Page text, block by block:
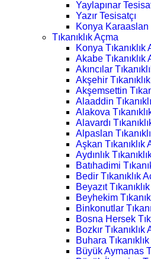
Yaylapınar
Yazır Tesisatçı
Konya Karaaslan
Tıkanıklık Açma
Konya Tıkanıklık
Akabe Tıkanıklık
Akıncılar
Akşehir
Akşemsettin
Alaaddin
Alakova
Alavardı
Alpaslan
Aşkan Tıkanıklık
Aydınlık
Batıhadimi
Bedir Tıkanıklık
Beyazıt
Beyhekim
Binkonutlar
Bosna Hersek
Bozkır Tıkanıklık
Buhara
Büyük Aymanas